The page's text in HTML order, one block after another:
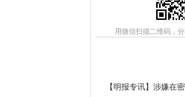
用微信扫描二维码，
【明报专讯】涉嫌在